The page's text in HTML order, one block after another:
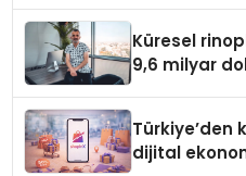
Küresel
9,6 milyar
Türkiye’den
dijital